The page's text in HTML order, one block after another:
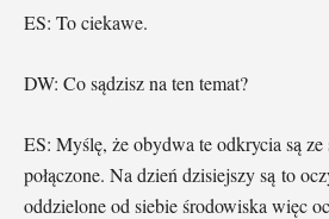
ES: To ciekawe.
DW: Co sądzisz na ten temat?
ES: Myślę, że obydwa te odkrycia są
połączone. Na dzień dzisiejszy są to
oddzielone od siebie środowiska więc